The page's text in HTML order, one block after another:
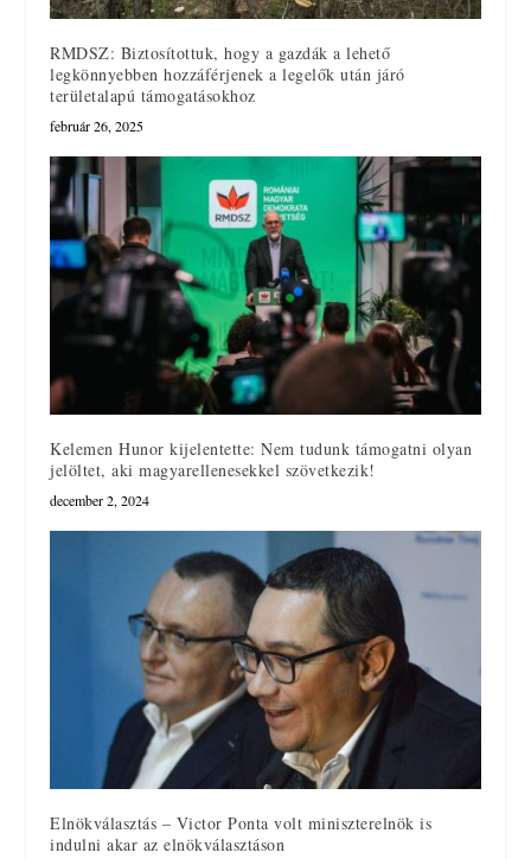
RMDSZ: Biztosítottuk, hogy a gazdák a lehető
legkönnyebben hozzáférjenek a legelők után járó
területalapú támogatásokhoz
február 26, 2025
Kelemen Hunor kijelentette: Nem tudunk támogatni olyan
jelöltet, aki magyarellenesekkel szövetkezik!
december 2, 2024
Elnökválasztás – Victor Ponta volt miniszterelnök is
indulni akar az elnökválasztáson